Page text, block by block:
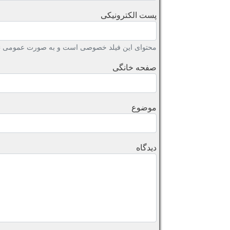
پست الکترونیکی
محتوای این فیلد خصوصی است و به صورت عمومی
صفحه خانگی
موضوع
دیدگاه